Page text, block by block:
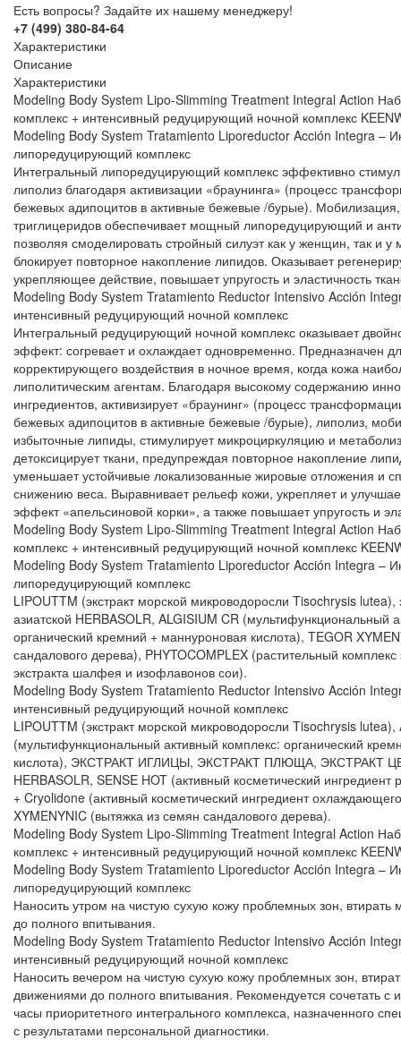
Есть вопросы? Задайте их нашему менеджеру!
+7 (499) 380-84-64
Характеристики
Описание
Характеристики
Modeling Body System Lipo-Slimming Treatment Integral Action
комплекс + интенсивный редуцирующий ночной комплекс
Modeling Body System Tratamiento Liporeductor Acción Integra –
липоредуцирующий комплекс
Интегральный липоредуцирующий комплекс эффективно
липолиз благодаря активизации «браунинга» (процесс
бежевых адипоцитов в активные бежевые /бурые).
триглицеридов обеспечивает мощный липоредуцирующий и
позволяя смоделировать стройный силуэт как у женщин, так и
блокирует повторное накопление липидов. Оказывает
укрепляющее действие, повышает упругость и эластичность
Modeling Body System Tratamiento Reductor Intensivo Acción
интенсивный редуцирующий ночной комплекс
Интегральный редуцирующий ночной комплекс оказывает
эффект: согревает и охлаждает одновременно. Предназначен
корректирующего воздействия в ночное время, когда кожа
липолитическим агентам. Благодаря высокому содержанию
ингредиентов, активизирует «браунинг» (процесс
бежевых адипоцитов в активные бежевые /бурые), липолиз,
избыточные липиды, стимулирует микроциркуляцию и
детоксицирует ткани, предупреждая повторное накопление
уменьшает устойчивые локализованные жировые отложения и
снижению веса. Выравнивает рельеф кожи, укрепляет и
эффект «апельсиновой корки», а также повышает упругость и
Modeling Body System Lipo-Slimming Treatment Integral Action
комплекс + интенсивный редуцирующий ночной комплекс
Modeling Body System Tratamiento Liporeductor Acción Integra –
липоредуцирующий комплекс
LIPOUTTM (экстракт морской микроводоросли Tisochrysis lutea),
азиатской HERBASOLR, ALGISIUM CR (мультифункциональный
органический кремний + маннуроновая кислота), TEGOR
сандалового дерева), PHYTOCOMPLEX (растительный комплекс
экстракта шалфея и изофлавонов сои).
Modeling Body System Tratamiento Reductor Intensivo Acción
интенсивный редуцирующий ночной комплекс
LIPOUTTM (экстракт морской микроводоросли Tisochrysis lutea),
(мультифункциональный активный комплекс: органический
кислота), ЭКСТРАКТ ИГЛИЦЫ, ЭКСТРАКТ ПЛЮЩА, ЭКСТРАКТ
HERBASOLR, SENSE HOT (активный косметический ингредиент
+ Cryolidone (активный косметический ингредиент
XYMENYNIC (вытяжка из семян сандалового дерева).
Modeling Body System Lipo-Slimming Treatment Integral Action
комплекс + интенсивный редуцирующий ночной комплекс
Modeling Body System Tratamiento Liporeductor Acción Integra –
липоредуцирующий комплекс
Наносить утром на чистую сухую кожу проблемных зон,
до полного впитывания.
Modeling Body System Tratamiento Reductor Intensivo Acción
интенсивный редуцирующий ночной комплекс
Наносить вечером на чистую сухую кожу проблемных зон,
движениями до полного впитывания. Рекомендуется сочетать с
часы приоритетного интегрального комплекса, назначенного
с результатами персональной диагностики.